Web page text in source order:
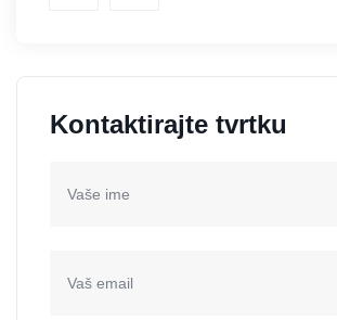
Kontaktirajte tvrtku